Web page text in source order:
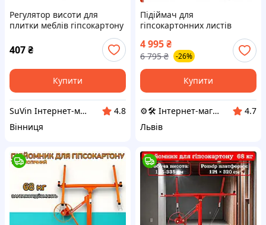
Регулятор висоти для
плитки меблів гіпсокартону
універсальний 260 мм
407₴
Купити
SuVin Інтернет-магазин
4.8
Вінниця
Підіймач для
гіпсокартонних листів
91x290 см.
4 995₴
6 795 ₴ -26%
Купити
⚙️🛠 Інтернет-магазин ALORA
4.7
Львів